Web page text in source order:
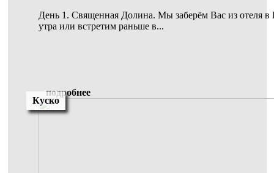
День 1. Священная Долина. Мы заберём Вас из отеля в
утра или встретим раньше в...
подробнее
Куско